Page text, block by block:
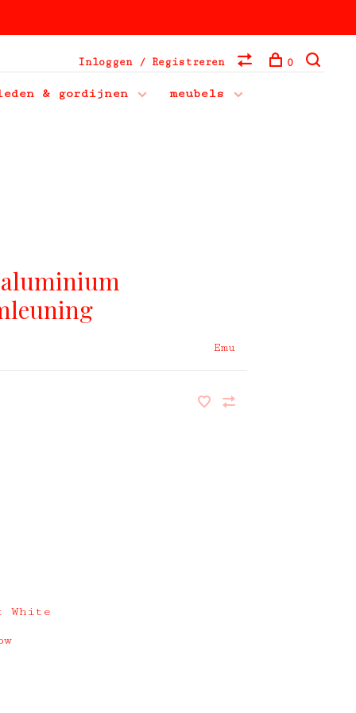
& gordijnen
meubels
Inloggen / Registreren 0
Emu
White